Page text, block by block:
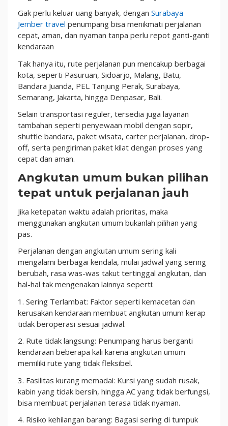
Gak perlu keluar uang banyak, dengan Surabaya
Jember travel penumpang bisa menikmati perjalanan
cepat, aman, dan nyaman tanpa perlu repot ganti-ganti
kendaraan
Tak hanya itu, rute perjalanan pun mencakup berbagai
kota, seperti Pasuruan, Sidoarjo, Malang, Batu,
Bandara Juanda, PEL Tanjung Perak, Surabaya,
Semarang, Jakarta, hingga Denpasar, Bali.
Selain transportasi reguler, tersedia juga layanan
tambahan seperti penyewaan mobil dengan sopir,
shuttle bandara, paket wisata, carter perjalanan, drop-
off, serta pengiriman paket kilat dengan proses yang
cepat dan aman.
Angkutan umum bukan pilihan
tepat untuk perjalanan jauh
Jika ketepatan waktu adalah prioritas, maka
menggunakan angkutan umum bukanlah pilihan yang
pas.
Perjalanan dengan angkutan umum sering kali
mengalami berbagai kendala, mulai jadwal yang sering
berubah, rasa was-was takut tertinggal angkutan, dan
hal-hal tak mengenakan lainnya seperti:
1. Sering Terlambat: Faktor seperti kemacetan dan
kerusakan kendaraan membuat angkutan umum kerap
tidak beroperasi sesuai jadwal.
2. Rute tidak langsung: Penumpang harus berganti
kendaraan beberapa kali karena angkutan umum
memiliki rute yang tidak fleksibel.
3. Fasilitas kurang memadai: Kursi yang sudah rusak,
kabin yang tidak bersih, hingga AC yang tidak berfungsi,
bisa membuat perjalanan terasa tidak nyaman.
4. Risiko kehilangan barang: Bagasi sering di tumpuk